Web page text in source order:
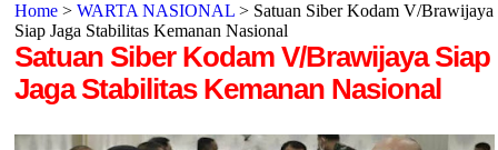
Home> WARTA NASIONAL> Satuan Siber Kodam V/Brawijaya
Siap Jaga Stabilitas Kemanan Nasional
Satuan Siber Kodam V/Brawijaya Siap
Jaga Stabilitas Kemanan Nasional